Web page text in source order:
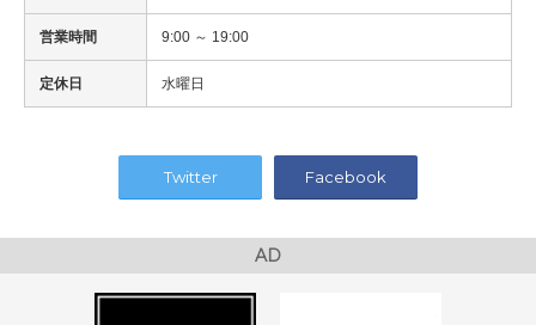
営業時間 9:00 ～ 19:00
定休日 水曜日
Twitter Facebook
AD